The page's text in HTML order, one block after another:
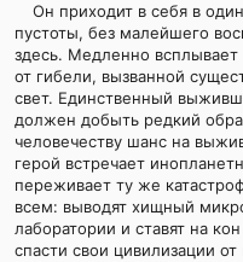
Он приходит в себя в
пустоты, без малейшего
здесь. Медленно
от гибели, вызванной
свет. Единственный
должен добыть редкий
человечеству шанс на
герой встречает
переживает ту же
всем: выводят хищный
лаборатории и ставят на
спасти свои цивилизации от